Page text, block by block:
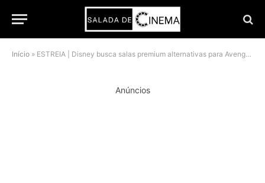
Início » ESTREIA | Disney busca salas premium alternativas para Avengers: Doomsday após perder janelas IMAX
Anúncios